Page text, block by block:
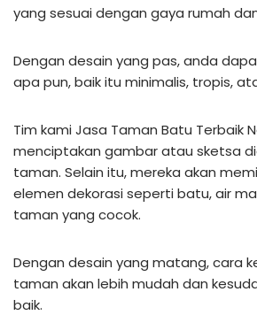
yang sesuai dengan gaya rumah
Dengan desain yang pas, anda
apa pun, baik itu minimalis, tropis,
Tim kami Jasa Taman Batu Terbaik
menciptakan gambar atau sketsa
taman. Selain itu, mereka akan
elemen dekorasi seperti batu, air
taman yang cocok.
Dengan desain yang matang, cara
taman akan lebih mudah dan
baik.